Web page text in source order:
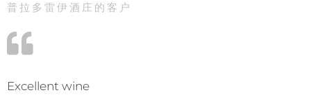
普拉多雷伊酒庄的客户
Excellent wine